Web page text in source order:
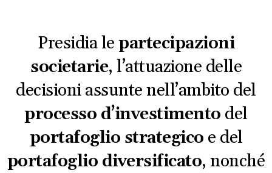
Presidia lepartecipazioni
societarie, l’attuazione delle
decisioni assunte nell’ambito del
processo d’investimento del
portafoglio strategico e del
portafoglio diversificato, nonché